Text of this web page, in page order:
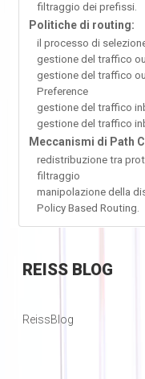
filtraggio dei prefissi.
Politiche di routing:
il processo di
gestione del traffico
gestione del traffico
Preference
gestione del traffico
gestione del traffico
Meccanismi di Path
redistribuzione tra
filtraggio
manipolazione della
Policy Based Routing.
REISSBLOG
ReissBlog